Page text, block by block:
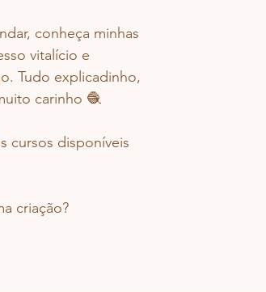
conheça minhas
vitalício e
Tudo explicadinho,
carinho 🧶
cursos disponíveis
criação?